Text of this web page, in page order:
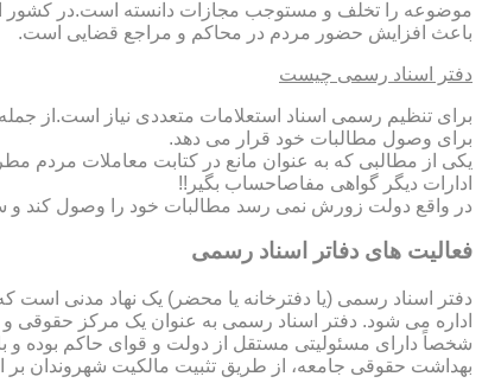
موضوعه را تخلف و مستوجب مجازات دانسته است.در کشور
باعث افزایش حضور مردم در محاکم و مراجع قضایی است.
دفتر اسناد رسمی چیست
برای تنظیم رسمی اسناد استعلامات متعددی نیاز است.از
برای وصول مطالبات خود قرار می دهد.
یکی از مطالبی که به عنوان مانع در کتابت معاملات مردم
ادارات دیگر گواهی مفاصاحساب بگیر!!
در واقع دولت زورش نمی رسد مطالبات خود را وصول کند و
فعالیت های دفاتر اسناد رسمی
دفتر اسناد رسمی (یا دفترخانه یا محضر) یک نهاد مدنی
اداره می شود. دفتر اسناد رسمی به عنوان یک مرکز حقوقی
شخصاً دارای مسئولیتی مستقل از دولت و قوای حاکم بوده و
بهداشت حقوقی جامعه، از طریق تثبیت مالکیت شهروندان